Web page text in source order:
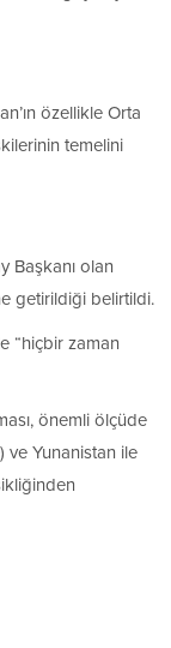
özellikle Orta
temelini
Başkanı olan
getirildiği belirtildi.
“hiçbir zaman
önemli ölçüde
Yunanistan ile